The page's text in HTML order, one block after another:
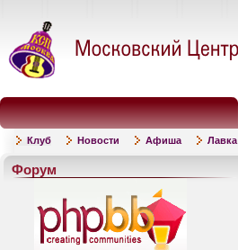
Клуб Новости Афиша Лавка
Форум